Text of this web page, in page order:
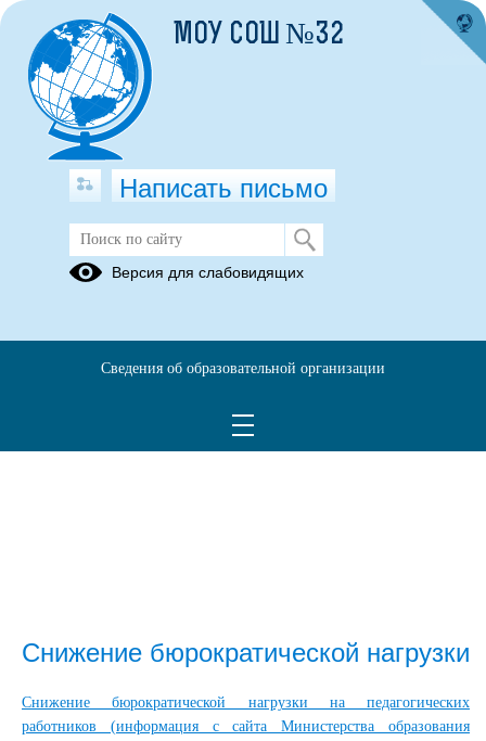
Снижение бюрократической нагрузки
Снижение бюрократической нагрузки на педагогических
работников (информация с сайта Министерства образования
МОУ СОШ №32
Написать письмо
Версия для слабовидящих
Сведения об образовательной организации